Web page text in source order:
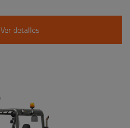
Ver detalles